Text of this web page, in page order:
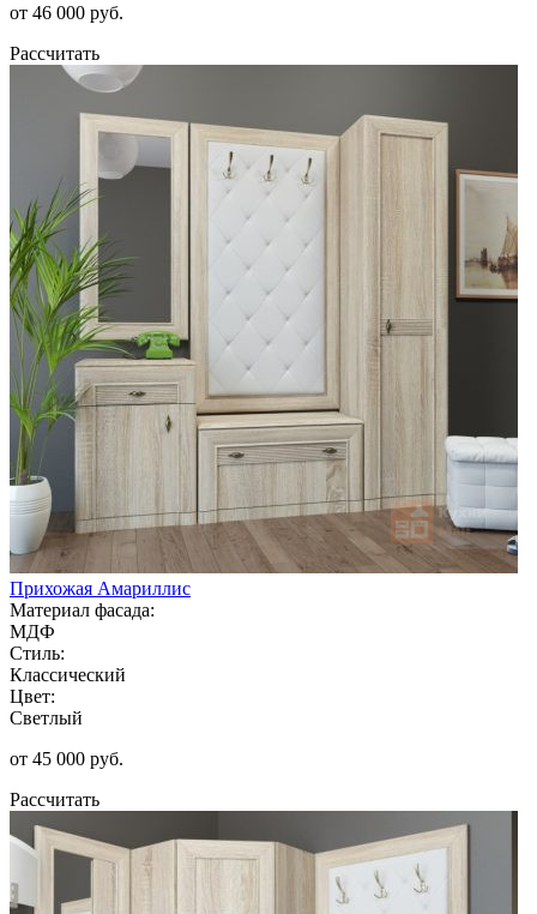
от 46 000 руб.
Рассчитать
Прихожая Амариллис
Материал фасада:
МДФ
Стиль:
Классический
Цвет:
Светлый
от 45 000 руб.
Рассчитать